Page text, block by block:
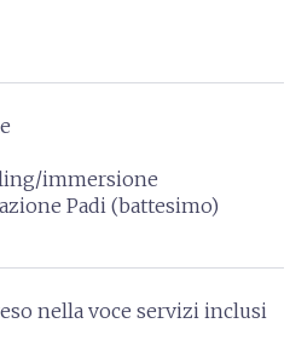
immersione
Padi (battesimo)
nella voce servizi inclusi